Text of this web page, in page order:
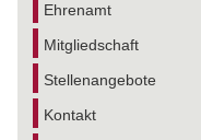
Ehrenamt
Mitgliedschaft
Stellenangebote
Kontakt